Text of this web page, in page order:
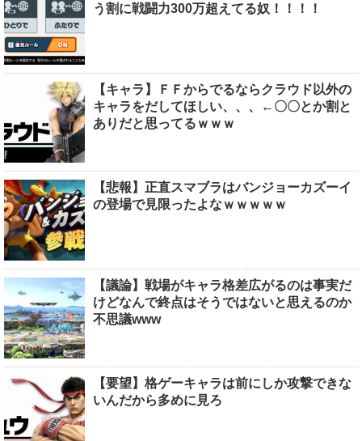
う割に戦闘力300万超えてる奴！！！！
【キャラ】ＦＦからでるならクラウド以外の
キャラをだしてほしい、、、←〇〇とか割と
ありだと思ってるｗｗｗ
【悲報】正直スマブラはバンジョーカズーイ
の登場で見限ったよなｗｗｗｗｗ
【議論】戦場がキャラ格差広がるのは事実だ
けどなんで終点はそうではないと思えるのか
不思議www
【要望】格ゲーキャラは前にしか攻撃できな
いんだから多めに見ろ